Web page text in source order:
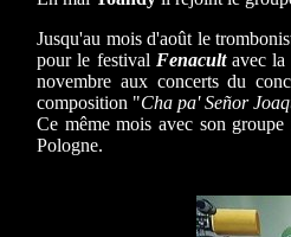
Jusqu'au mois d'août le
pour le festival Fenacultavec la
novembre aux concerts du
composition "Cha pa' Señor
Ce même mois avec son
Pologne.